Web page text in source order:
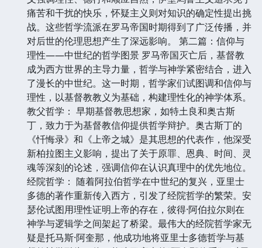
痛苦和干扰的快乐，怀疑主义则对知识的确定性提出挑
战。这些哲学流派在罗马帝国时期得到了广泛传播，并
对后世的伦理思想产生了深远影响。 第二篇：信仰与
理性——中世纪的哲学图景 罗马帝国灭亡后，基督教
成为西方世界的主导力量，哲学与神学紧密结合，进入
了漫长的中世纪。这一时期，哲学家们试图调和信仰与
理性，以基督教教义为基础，构建理性化的神学体系。
教父哲学： 早期基督教思想家，如特土良和奥古斯
丁，致力于为基督教信仰提供哲学辩护。奥古斯丁的
《忏悔录》和《上帝之城》是其思想的代表作，他深受
新柏拉图主义影响，提出了关于原罪、恩典、时间、灵
魂等深刻的论述，强调信仰在认识真理中的优先地位。
经院哲学： 随着阿拉伯哲学在中世纪的复兴，亚里士
多德的著作重新传入西方，引发了经院哲学的繁荣。安
瑟伦试图用理性证明上帝的存在，彼得·阿伯拉尔则在
神学与逻辑学之间架起了桥梁。最伟大的经院哲学家无
疑是托马斯·阿奎那，他成功地将亚里士多德哲学与基